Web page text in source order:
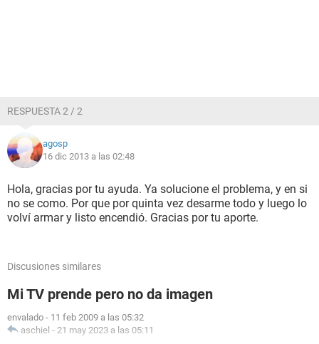
RESPUESTA 2 / 2
agosp
16 dic 2013 a las 02:48
Hola, gracias por tu ayuda. Ya solucione el problema, y en si
no se como. Por que por quinta vez desarme todo y luego lo
volví armar y listo encendió. Gracias por tu aporte.
Discusiones similares
Mi TV prende pero no da imagen
envalado - 11 feb 2009 a las 05:32
aschiel - 21 may 2023 a las 05:11